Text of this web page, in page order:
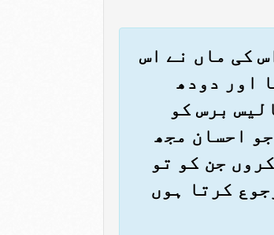
کی ماں نے اس
اور دودھ
برس کو
احسان مجھ
جن کو تو
کرتا ہوں